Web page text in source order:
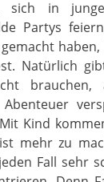
sich in
Partys
Natürlich
Kind
mehr zu
Fall sehr